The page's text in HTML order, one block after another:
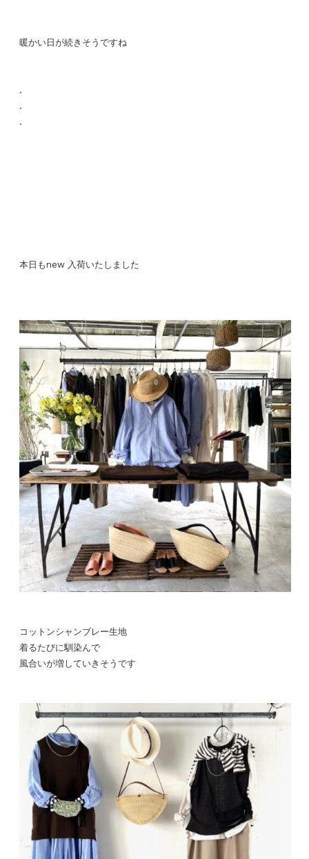
暖かい日が続きそうですね
.
.
.
本日もnew 入荷いたしました
コットンシャンブレー生地
着るたびに馴染んで
風合いが増していきそうです